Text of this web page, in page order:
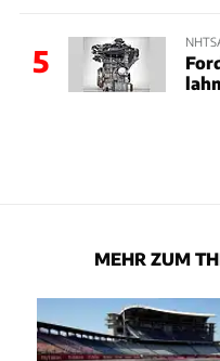
5
MEHR ZUM